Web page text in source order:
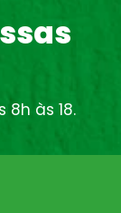
às 18.